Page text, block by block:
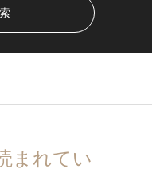
まれてい